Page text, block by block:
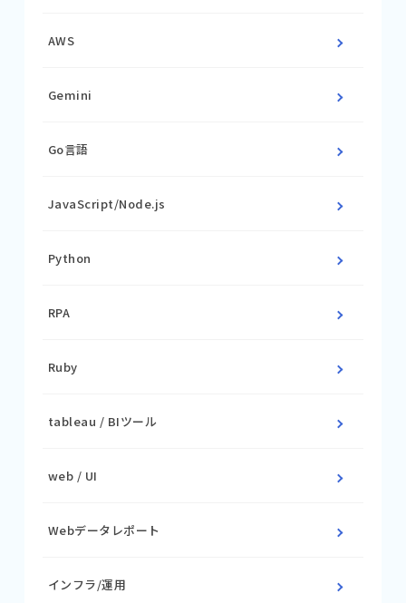
AWS
Gemini
Go言語
JavaScript/Node.js
Python
RPA
Ruby
tableau / BIツール
web / UI
Webデータレポート
インフラ/運用